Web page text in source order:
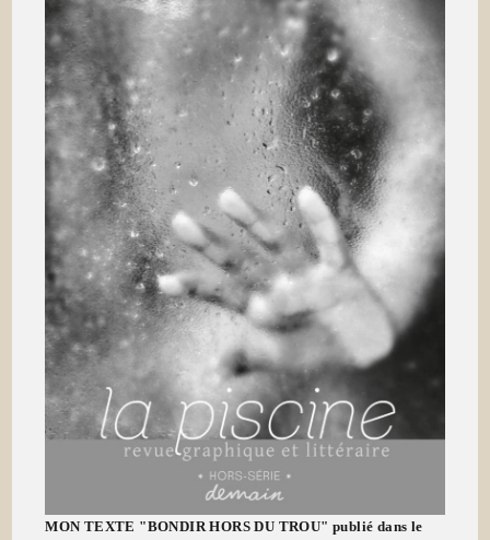
MON TEXTE "BONDIR HORS DU TROU" publié dans le